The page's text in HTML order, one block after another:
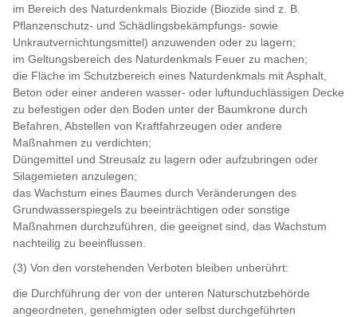
im Bereich des Naturdenkmals Biozide (Biozide sind z. B.
Pflanzenschutz- und Schädlingsbekämpfungs- sowie
Unkrautvernichtungsmittel) anzuwenden oder zu lagern;
im Geltungsbereich des Naturdenkmals Feuer zu machen;
die Fläche im Schutzbereich eines Naturdenkmals mit Asphalt,
Beton oder einer anderen wasser- oder luftunduchlässigen Decke
zu befestigen oder den Boden unter der Baumkrone durch
Befahren, Abstellen von Kraftfahrzeugen oder andere
Maßnahmen zu verdichten;
Düngemittel und Streusalz zu lagern oder aufzubringen oder
Silagemieten anzulegen;
das Wachstum eines Baumes durch Veränderungen des
Grundwasserspiegels zu beeinträchtigen oder sonstige
Maßnahmen durchzuführen, die geeignet sind, das Wachstum
nachteilig zu beeinflussen.
(3) Von den vorstehenden Verboten bleiben unberührt:
die Durchführung der von der unteren Naturschutzbehörde
angeordneten, genehmigten oder selbst durchgeführten